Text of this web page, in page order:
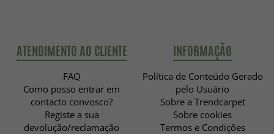
ATENDIMENTO AO CLIENTE
FAQ
Como posso entrar em
contacto convosco?
Registe a sua
devolução/reclamação
INFORMAÇÃO
Política de Conteúdo Gerado
pelo Usuário
Sobre a Trendcarpet
Sobre cookies
Termos e Condições